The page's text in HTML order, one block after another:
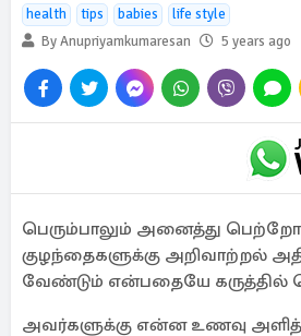
health tips babies
life style
By Anupriyamkumaresan
5 years ago
பெரும்பாலும் அனைத்து
குழந்தைகளுக்கு அறிவாற்றல்
வேண்டும் என்பதையே கருத்தில்
அவர்களுக்கு என்ன உணவு